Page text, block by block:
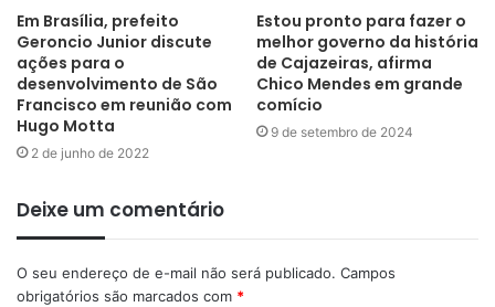
Em Brasília, prefeito
Geroncio Junior discute
ações para o
desenvolvimento de São
Francisco em reunião com
Hugo Motta
2 de junho de 2022
Estou pronto para fazer o
melhor governo da história
de Cajazeiras, afirma
Chico Mendes em grande
comício
9 de setembro de 2024
Deixe um comentário
O seu endereço de e-mail não será publicado. Campos
obrigatórios são marcados com *